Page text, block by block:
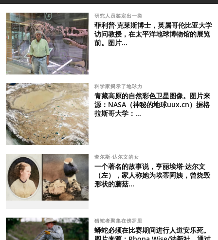
研究人员鉴定出一类
菲利普·克莱斯博士，英属哥伦比亚大学
访问教授，在太平洋地球博物馆的展览
前。图片...
科学家揭示了地球力
青藏高原的自然彩色卫星图像。图片来
源：NASA（神秘的地球uux.cn）据格
拉斯哥大学：...
查尔斯·达尔文的女
一个著名的故事说，亨丽埃塔·达尔文
（左），家人称她为埃蒂阿姨，曾烧毁
形状的蘑菇...
猎蛇者聚集在佛罗里
蟒蛇必须在比赛期间进行人道安乐死。